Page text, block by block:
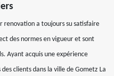
renovation a toujours su satisfaire
des normes en vigueur et sont
Ayant acquis une expérience
clients dans la ville de Gometz La